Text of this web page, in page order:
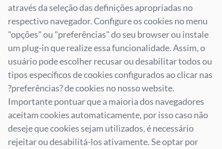
através da seleção das definições apropriadas no
respectivo navegador. Configure os cookies no menu
"opções" ou "preferências" do seu browser ou instale
um plug-in que realize essa funcionalidade. Assim, o
usuário pode escolher recusar ou desabilitar todos ou
tipos específicos de cookies configurados ao clicar nas
?preferências? de cookies no nosso website.
Importante pontuar que a maioria dos navegadores
aceitam cookies automaticamente, por isso caso não
deseje que cookies sejam utilizados, é necessário
rejeitar ou desabilitá-los ativamente. Se optar por